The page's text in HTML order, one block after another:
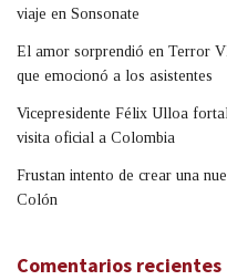
viaje en Sonsonate
El amor sorprendió en Terror
que emocionó a los asistentes
Vicepresidente Félix Ulloa
visita oficial a Colombia
Frustan intento de crear una
Colón
Comentarios recientes